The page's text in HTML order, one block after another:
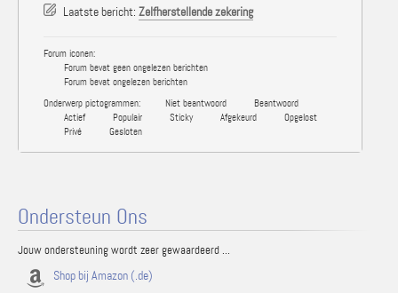
Laatste bericht: Zelfherstellende zekering
Forum iconen:
Forum bevat geen ongelezen berichten
Forum bevat ongelezen berichten
Onderwerp pictogrammen:
Niet beantwoord
Beantwoord
Actief
Populair Sticky Afgekeurd
Opgelost
Privé
Gesloten
Ondersteun Ons
Jouw ondersteuning wordt zeer gewaardeerd ...
Shop bij Amazon (.de)